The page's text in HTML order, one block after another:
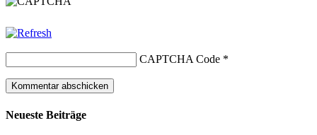
CAPTCHA Code *
Neueste Beiträge